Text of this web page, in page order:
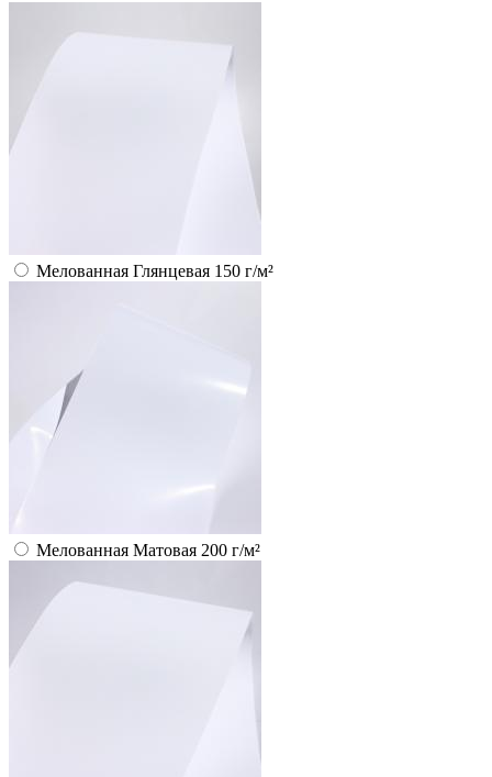
Мелованная Глянцевая 150 г/м²
Мелованная Матовая 200 г/м²